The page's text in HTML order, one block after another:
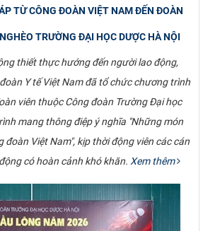
TỪ CÔNG ĐOÀN VIỆT NAM ĐẾN ĐOÀN
TRƯỜNG ĐẠI HỌC DƯỢC HÀ NỘI
thiết thực hướng đến người lao động,
Y tế Việt Nam đã tổ chức chương trình
viên thuộc Công đoàn Trường Đại học
mang thông điệp ý nghĩa "Những món
Việt Nam", kịp thời động viên các cán
có hoàn cảnh khó khăn. Xem thêm